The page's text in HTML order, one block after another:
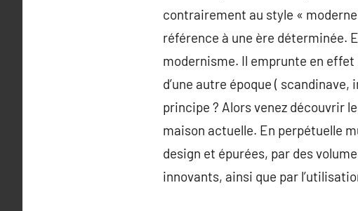
contrairement au style «
référence à une ère déterminée.
modernisme. Il emprunte en
d’une autre époque (
principe ? Alors venez découvrir
maison actuelle. En perpétuelle
design et épurées, par des
innovants, ainsi que par